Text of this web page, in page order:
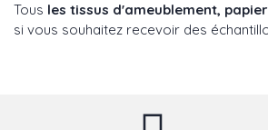
Tous les tissus d'ameublement,
si vous souhaitez recevoir des